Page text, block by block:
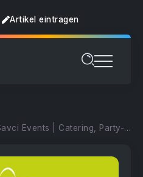
Artikel eintragen
Events | Catering, Party- & Eventservice